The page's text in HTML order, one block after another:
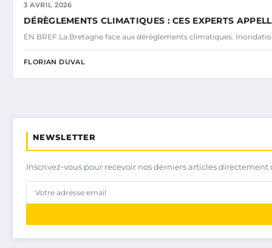
3 AVRIL 2026
DÉRÈGLEMENTS CLIMATIQUES : CES EXPERTS
EN BREF La Bretagne face aux dérèglements climatiques.
FLORIAN DUVAL
NEWSLETTER
Inscrivez-vous pour recevoir nos derniers articles